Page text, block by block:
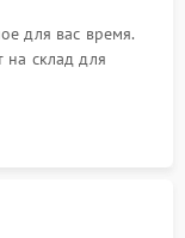
для вас время.
на склад для